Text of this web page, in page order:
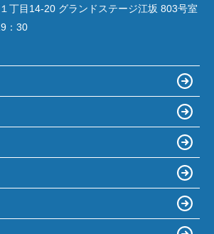
丁目14‐20 グランドステージ江坂 803号室
：30